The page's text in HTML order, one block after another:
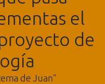
el
de
de Juan"